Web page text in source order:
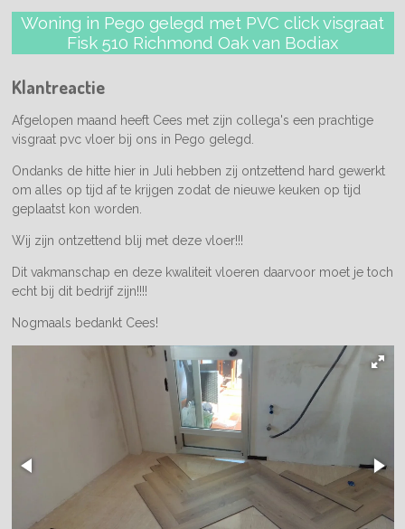
Woning in Pego gelegd met PVC click visgraat
Fisk 510 Richmond Oak van Bodiax
Klantreactie
Afgelopen maand heeft Cees met zijn collega's een prachtige
visgraat pvc vloer bij ons in Pego gelegd.
Ondanks de hitte hier in Juli hebben zij ontzettend hard gewerkt
om alles op tijd af te krijgen zodat de nieuwe keuken op tijd
geplaatst kon worden.
Wij zijn ontzettend blij met deze vloer!!!
Dit vakmanschap en deze kwaliteit vloeren daarvoor moet je toch
echt bij dit bedrijf zijn!!!!
Nogmaals bedankt Cees!